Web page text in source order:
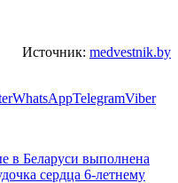
Источник: medvestnik.by
WhatsAppTelegramViber
в Беларуси выполнена
сердца 6-летнему